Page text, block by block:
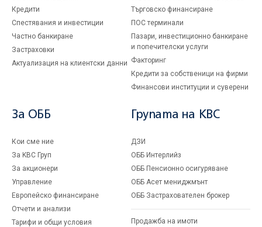
Кредити
Спестявания и инвестиции
Частно банкиране
Застраховки
Актуализация на клиентски данни
Търговско финансиране
ПОС терминали
Пазари, инвестиционно банкиране
и попечителски услуги
Факторинг
Кредити за собственици на фирми
Финансови институции и суверени
За ОББ
Кои сме ние
За KBC Груп
За акционери
Управление
Европейско финансиране
Отчети и анализи
Тарифи и общи условия
Групата на KBC
ДЗИ
ОББ Интерлийз
ОББ Пенсионно осигуряване
ОББ Асет мениджмънт
ОББ Застрахователен брокер
Продажба на имоти